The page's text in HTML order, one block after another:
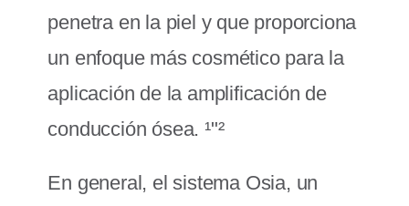
penetra en la piel y que proporciona
un enfoque más cosmético para la
aplicación de la amplificación de
conducción ósea. ¹"²
En general, el sistema Osia, un